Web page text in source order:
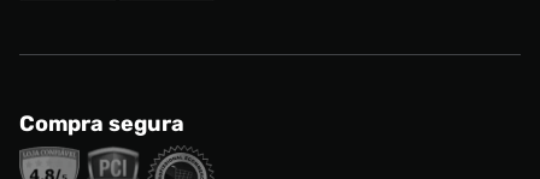
Compra segura